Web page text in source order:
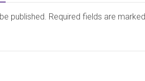
published. Required fields are marked